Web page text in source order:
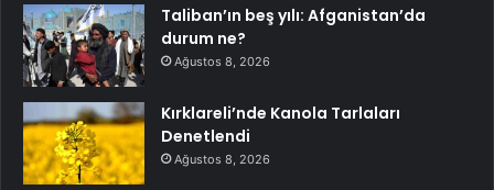
Taliban’ın beş yılı: Afganistan’da
durum ne?
Ağustos 8, 2026
Kırklareli’nde Kanola Tarlaları
Denetlendi
Ağustos 8, 2026